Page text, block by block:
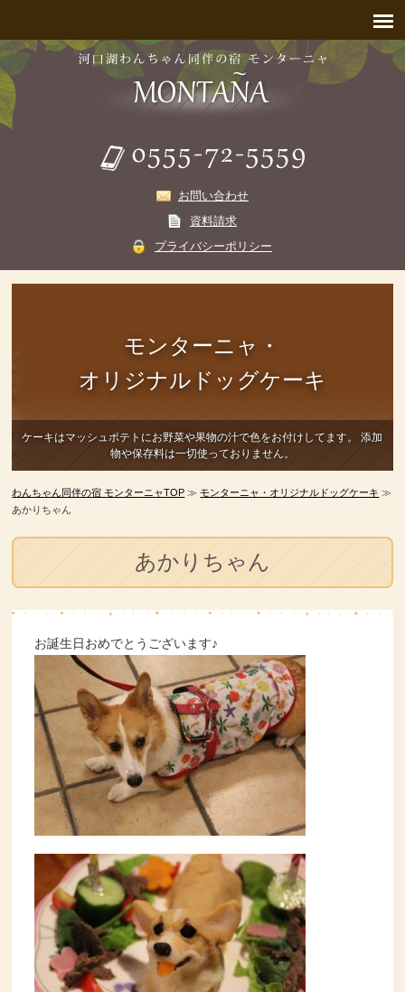
お問い合わせ
資料請求
プライバシーポリシー
モンターニャ・
オリジナルドッグケーキ
ケーキはマッシュポテトにお野菜や果物の汁で色をお付けしてます。
添加
物や保存料は一切使っておりません。
わんちゃん同伴の宿 モンターニャTOP ≫モンターニャ・オリジナルドッグケーキ ≫
あかりちゃん
あかりちゃん
お誕生日おめでとうございます♪